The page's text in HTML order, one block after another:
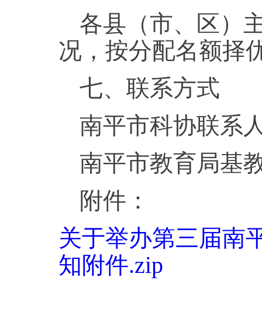
各县（市、区）
况，按分配名额择
七、联系方式
南平市科协联系
南平市教育局基
附件：
关于举办第三届南
知附件.zip